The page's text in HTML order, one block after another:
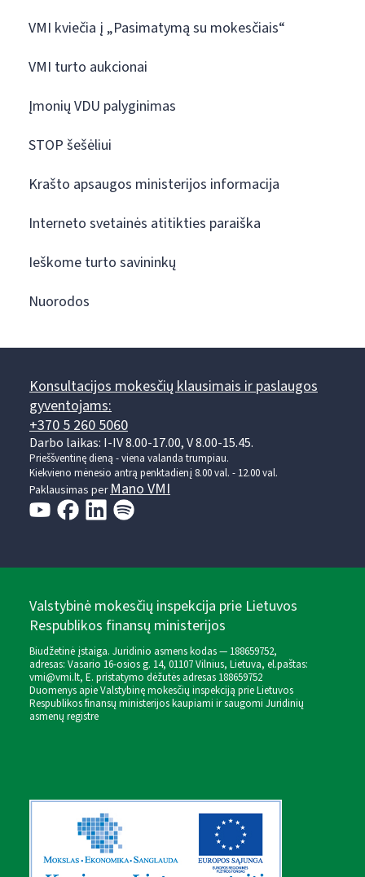
VMI kviečia į „Pasimatymą su mokesčiais“
VMI turto aukcionai
Įmonių VDU palyginimas
STOP šešėliui
Krašto apsaugos ministerijos informacija
Interneto svetainės atitikties paraiška
Ieškome turto savininkų
Nuorodos
Konsultacijos mokesčių klausimais ir paslaugos
gyventojams:
+370 5 260 5060
Darbo laikas: I-IV 8.00-17.00, V 8.00-15.45.
Prieššventinę dieną - viena valanda trumpiau.
Kiekvieno mėnesio antrą penktadienį 8.00 val. - 12.00 val.
Paklausimas perMano VMI
Valstybinė mokesčių inspekcija prie Lietuvos
Respublikos finansų ministerijos
Biudžetinė įstaiga. Juridinio asmens kodas — 188659752,
adresas: Vasario 16-osios g. 14, 01107 Vilnius, Lietuva, el.paštas:
vmi@vmi.lt, E. pristatymo dėžutės adresas 188659752
Duomenys apie Valstybinę mokesčių inspekciją prie Lietuvos
Respublikos finansų ministerijos kaupiami ir saugomi Juridinių
asmenų registre